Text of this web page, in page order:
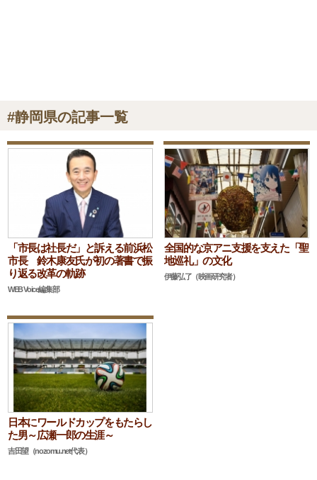
#静岡県の記事一覧
「市長は社長だ」と訴える前浜松
市長 鈴木康友氏が初の著書で振
り返る改革の軌跡
WEB Voice編集部
全国的な京アニ支援を支えた「聖
地巡礼」の文化
伊藤弘了（映画研究者）
日本にワールドカップをもたらし
た男～広瀬一郎の生涯～
吉田望（nozomu.net代表）